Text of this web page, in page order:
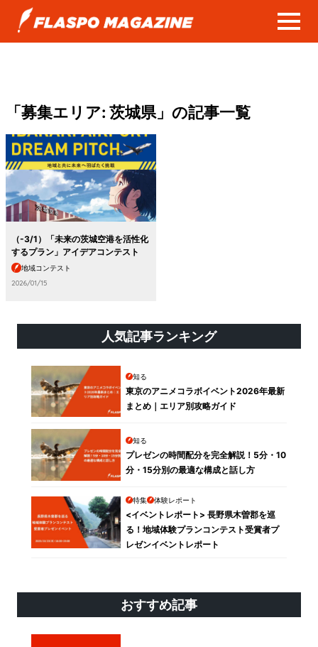
「募集エリア: 茨城県 」の記事一覧
（-3/1）「未来の茨城空港を活性化
するプラン」アイデアコンテスト
地域コンテスト
2026/01/15
人気記事ランキング
知る
東京のアニメコラボイベント2026年最新
まとめ｜エリア別攻略ガイド
知る
プレゼンの時間配分を完全解説！5分・10
分・15分別の最適な構成と話し方
特集 体験レポート
<イベントレポート> 長野県木曽郡を巡
る！地域体験プランコンテスト受賞者プ
レゼンイベントレポート
おすすめ記事